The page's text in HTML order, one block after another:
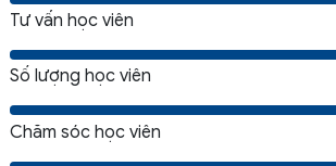
Tư vấn học viên
Số lượng học viên
Chăm sóc học viên